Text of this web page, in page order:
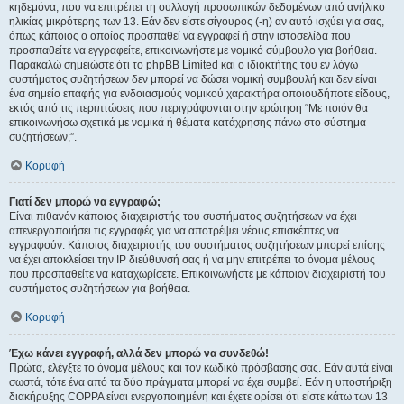
κηδεμόνα, που να επιτρέπει τη συλλογή προσωπικών δεδομένων από ανήλικο
ηλικίας μικρότερης των 13. Εάν δεν είστε σίγουρος (-η) αν αυτό ισχύει για σας,
όπως κάποιος ο οποίος προσπαθεί να εγγραφεί ή στην ιστοσελίδα που
προσπαθείτε να εγγραφείτε, επικοινωνήστε με νομικό σύμβουλο για βοήθεια.
Παρακαλώ σημειώστε ότι το phpBB Limited και ο ιδιοκτήτης του εν λόγω
συστήματος συζητήσεων δεν μπορεί να δώσει νομική συμβουλή και δεν είναι
ένα σημείο επαφής για ενδοιασμούς νομικού χαρακτήρα οποιουδήποτε είδους,
εκτός από τις περιπτώσεις που περιγράφονται στην ερώτηση “Με ποιόν θα
επικοινωνήσω σχετικά με νομικά ή θέματα κατάχρησης πάνω στο σύστημα
συζητήσεων;”.
Κορυφή
Γιατί δεν μπορώ να εγγραφώ;
Είναι πιθανόν κάποιος διαχειριστής του συστήματος συζητήσεων να έχει
απενεργοποιήσει τις εγγραφές για να αποτρέψει νέους επισκέπτες να
εγγραφούν. Κάποιος διαχειριστής του συστήματος συζητήσεων μπορεί επίσης
να έχει αποκλείσει την IP διεύθυνσή σας ή να μην επιτρέπει το όνομα μέλους
που προσπαθείτε να καταχωρίσετε. Επικοινωνήστε με κάποιον διαχειριστή του
συστήματος συζητήσεων για βοήθεια.
Κορυφή
Έχω κάνει εγγραφή, αλλά δεν μπορώ να συνδεθώ!
Πρώτα, ελέγξτε το όνομα μέλους και τον κωδικό πρόσβασής σας. Εάν αυτά είναι
σωστά, τότε ένα από τα δύο πράγματα μπορεί να έχει συμβεί. Εάν η υποστήριξη
διακήρυξης COPPA είναι ενεργοποιημένη και έχετε ορίσει ότι είστε κάτω των 13